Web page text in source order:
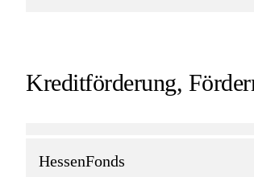
Kreditförderung,
HessenFonds